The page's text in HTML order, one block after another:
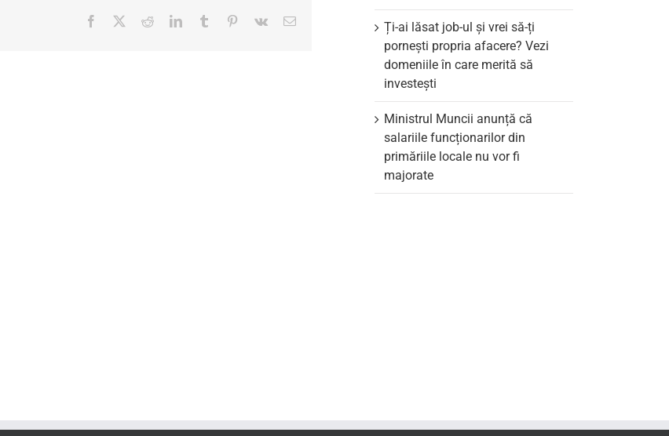
Facebook RedditLinkedInTumblr Pinterest
Vk Email
Ți-ai lăsat job-ul și vrei să-ți
pornești propria afacere? Vezi
domeniile în care merită să
investești
Ministrul Muncii anunță că
salariile funcționarilor din
primăriile locale nu vor fi
majorate